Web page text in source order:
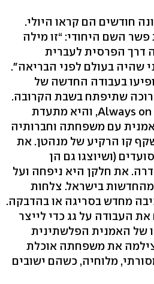
חודשים הם קראו היולי.
השם היחודי: “זו מילה
דרך הפרסית לעברית
שהיה בעולם לפני הבריאה".
בעבודה החדשה של
שתיפתח בשבת הקרובה.
שם העבודה Always on Our Plate, והיא מתעדת
עם משפחתה וחברותיה
קו הרקיע של מנהטן. את
(ושיוצגו גם הן
את חלקן היא ניפחה ועל
מהחדשות בישראל. צלחות
מחדש בסריגה או בהדבקה.
העבודה על גג כדי לייצר
של האמנית הפלשתינית
את משפחתה אוכלת
מלוחיה, כשהם ישובים